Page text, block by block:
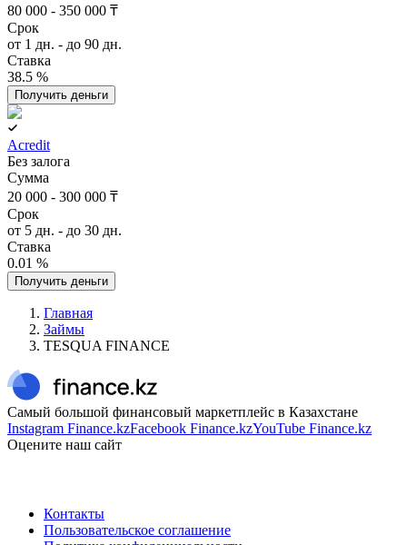
80 000 - 350 000 ₸
Срок
от 1 дн. - до 90 дн.
Ставка
38.5 %
Получить деньги
Acredit
Без залога
Сумма
20 000 - 300 000 ₸
Срок
от 5 дн. - до 30 дн.
Ставка
0.01 %
Получить деньги
Главная
Займы
TESQUA FINANCE
Самый большой финансовый маркетплейс в Казахстане
Instagram Finance.kzFacebook Finance.kzYouTube Finance.kz
Оцените наш сайт
Контакты
Пользовательское соглашение